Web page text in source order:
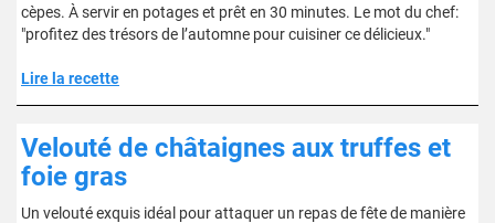
cèpes. À servir en potages et prêt en 30 minutes. Le mot du chef:
"profitez des trésors de l’automne pour cuisiner ce délicieux."
Lire la recette
Velouté de châtaignes aux truffes et
foie gras
Un velouté exquis idéal pour attaquer un repas de fête de manière